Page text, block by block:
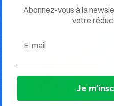
Abonnez-vous à la
votre
Je